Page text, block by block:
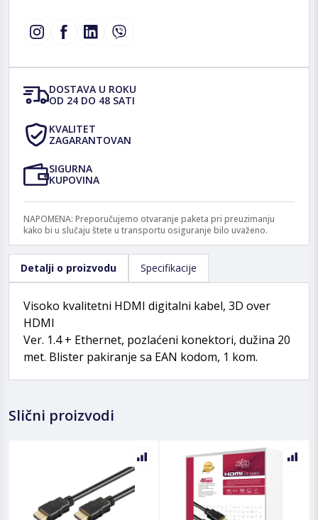
DOSTAVA U ROKU
OD 24 DO 48 SATI
KVALITET
ZAGARANTOVAN
SIGURNA
KUPOVINA
NAPOMENA: Preporučujemo otvaranje paketa pri preuzimanju
kako bi u slučaju štete u transportu osiguranje bilo uvaženo.
Detalji o proizvodu Specifikacije
Visoko kvalitetni HDMI digitalni kabel, 3D over
HDMI
Ver. 1.4 + Ethernet, pozlaćeni konektori, dužina 20
met. Blister pakiranje sa EAN kodom, 1 kom.
Slični proizvodi